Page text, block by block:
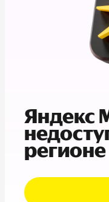
Яндекс
регионе